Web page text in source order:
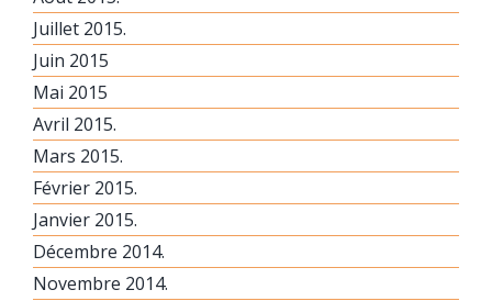
Juillet 2015.
Juin 2015
Mai 2015
Avril 2015.
Mars 2015.
Février 2015.
Janvier 2015.
Décembre 2014.
Novembre 2014.